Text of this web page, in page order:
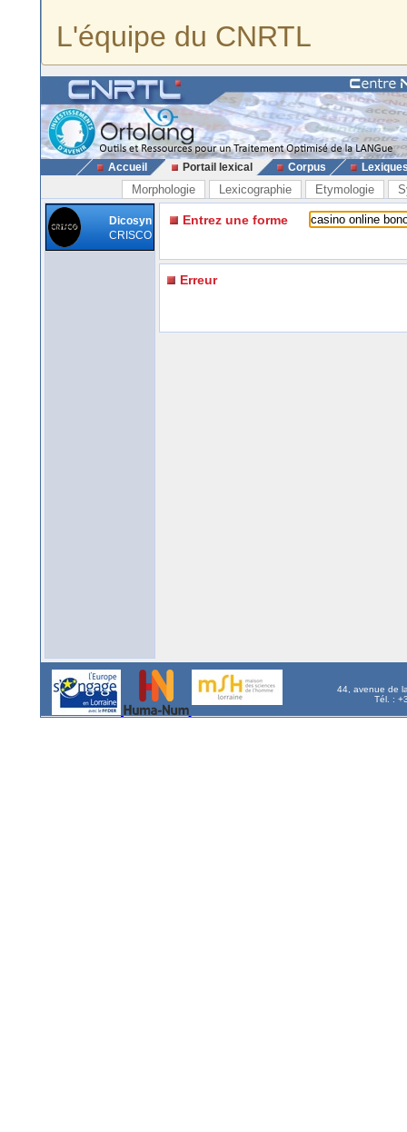
L'équipe du CNRTL
Accueil Portail lexical Corpus
Morphologie Lexicographie Etymologie
Dicosyn
CRISCO
Entrez une forme
Erreur
44, avenue de
Tél. :